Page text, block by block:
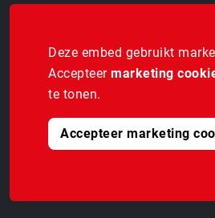
Deze embed gebruikt
Accepteer marketing
te tonen.
Accepteer marketing